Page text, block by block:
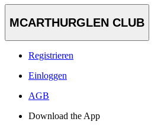
MCARTHURGLEN CLUB
Registrieren
Einloggen
AGB
Download the App